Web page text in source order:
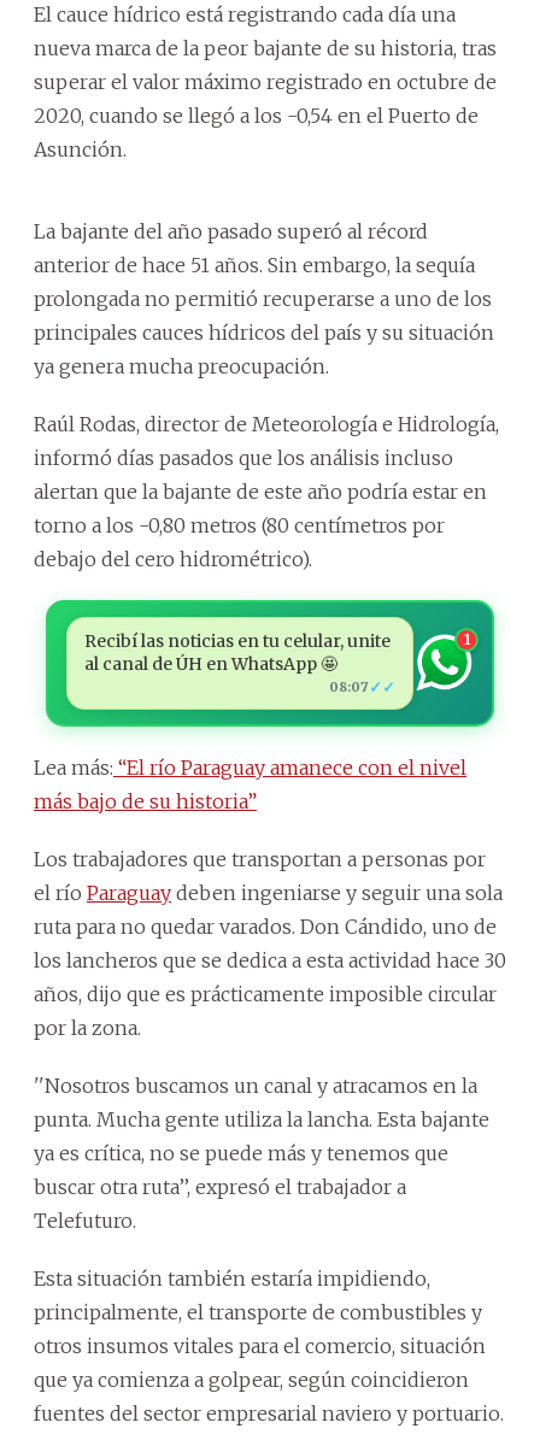
El cauce hídrico está registrando cada día una
nueva marca de la peor bajante de su historia, tras
superar el valor máximo registrado en octubre de
2020, cuando se llegó a los -0,54 en el Puerto de
Asunción.
La bajante del año pasado superó al récord
anterior de hace 51 años. Sin embargo, la sequía
prolongada no permitió recuperarse a uno de los
principales cauces hídricos del país y su situación
ya genera mucha preocupación.
Raúl Rodas, director de Meteorología e Hidrología,
informó días pasados que los análisis incluso
alertan que la bajante de este año podría estar en
torno a los -0,80 metros (80 centímetros por
debajo del cero hidrométrico).
Recibí las noticias en tu celular, unite
al canal de ÚH en WhatsApp 🤩
08:07 ✓✓
1
Lea más: “El río Paraguay amanece con el nivel
más bajo de su historia”
Los trabajadores que transportan a personas por
el río Paraguay deben ingeniarse y seguir una sola
ruta para no quedar varados. Don Cándido, uno de
los lancheros que se dedica a esta actividad hace 30
años, dijo que es prácticamente imposible circular
por la zona.
''Nosotros buscamos un canal y atracamos en la
punta. Mucha gente utiliza la lancha. Esta bajante
ya es crítica, no se puede más y tenemos que
buscar otra ruta’’, expresó el trabajador a
Telefuturo.
Esta situación también estaría impidiendo,
principalmente, el transporte de combustibles y
otros insumos vitales para el comercio, situación
que ya comienza a golpear, según coincidieron
fuentes del sector empresarial naviero y portuario.